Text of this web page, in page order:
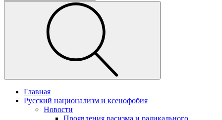
Главная
Русский национализм и ксенофобия
Новости
Проявления расизма и радикального